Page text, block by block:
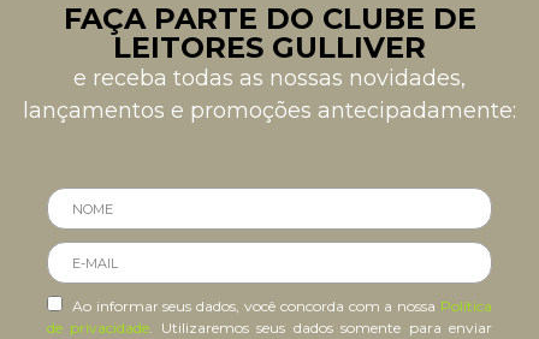
FAÇA PARTE DO CLUBE DE
LEITORES GULLIVER
e receba todas as nossas novidades,
lançamentos e promoções antecipadamente:
Ao informar seus dados, você concorda com a nossa Política
de privacidade. Utilizaremos seus dados somente para enviar